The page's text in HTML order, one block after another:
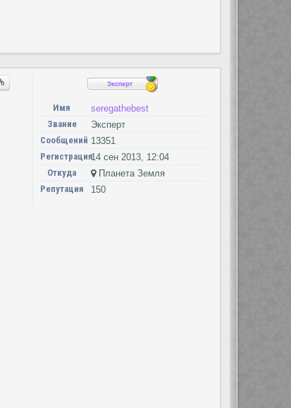
Имя
seregathebest
Звание
Эксперт
Сообщений 13351
Регистрация14 сен 2013, 12:04
Откуда
Планета Земля
Репутация
150